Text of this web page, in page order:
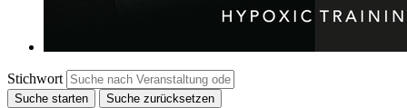
Stichwort
Suche starten Suche zurücksetzen